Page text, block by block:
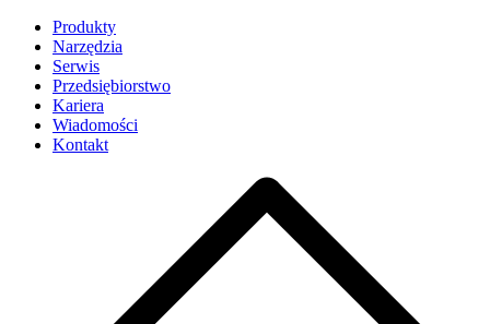
Produkty
Narzędzia
Serwis
Przedsiębiorstwo
Kariera
Wiadomości
Kontakt